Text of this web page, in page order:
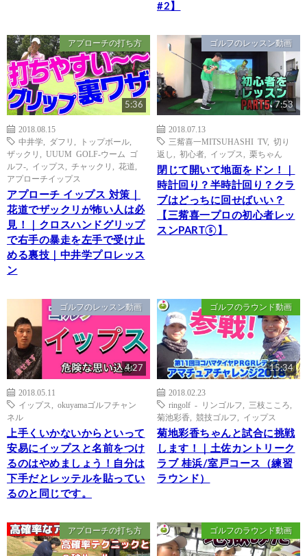
#2】
アプローチの打ち方
5:36
2018.08.15
中井学
ダフリ トップボール
ザックリ
UUUM GOLF-ウーム ゴ
ルフ-
イップス チャックリ 花道
アプローチイップス
アプローチ イップス 対策｜
花道でザックリが怖い人は必
見！｜クロスハンドグリップ
で右手の暴走を左手で受け止
める裏技｜中井学プロレッス
ン
ゴルフのレッスン動画
7:53
2018.07.13
三觜喜一MITSUHASHI TV, 切り
返し
初心者 イップス 栗ちゃん
閉じて開いて地面をドン！｜
時計回り？半時計回り？クラ
ブはどっちに回せばいい？
【三觜喜一プロの初心者レッ
スンPART⑤】
ゴルフのレッスン動画
4:27
2018.05.11
イップス
okuyamaゴルフチャン
ネル
上手くいかないからといって
安易にイップスと名前をつけ
るのはやめましょう！自分は
下手だとレッテルを貼ってい
るのと同じです。
ゴルフのラウンド動画
15:34
2018.02.23
ringolf - リンゴルフ
三枝こころ
菊池彩香
競技ゴルフ イップス
菊地彩香ちゃんと試合に挑戦
します！｜土佐カントリーク
ラブ 桂浜/室戸コース（練習
ラウンド）
アプローチの打ち方 ゴルフのラウンド動画